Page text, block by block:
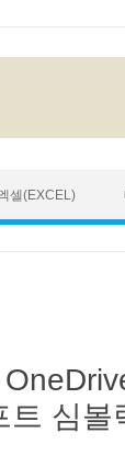
셀(EXCEL)
심볼